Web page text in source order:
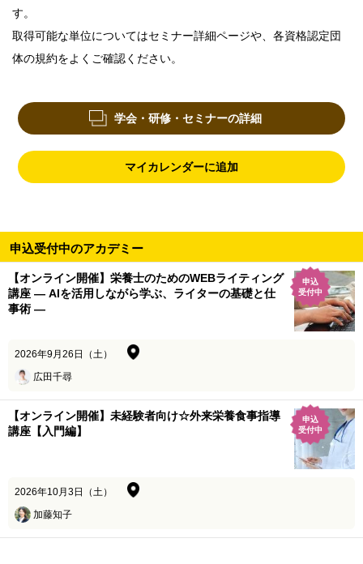
す。
取得可能な単位についてはセミナー詳細ページや、各資格認定団
体の規約をよくご確認ください。
学会・研修・セミナーの詳細
マイカレンダーに追加
申込受付中のアカデミー
【オンライン開催】栄養士のためのWEBライティング
講座 ― AIを活用しながら学ぶ、ライターの基礎と仕
事術 ―
申込
受付中
2026年9月26日（土）
広田千尋
【オンライン開催】未経験者向け☆外来栄養食事指導
講座【入門編】
申込
受付中
2026年10月3日（土）
加藤知子